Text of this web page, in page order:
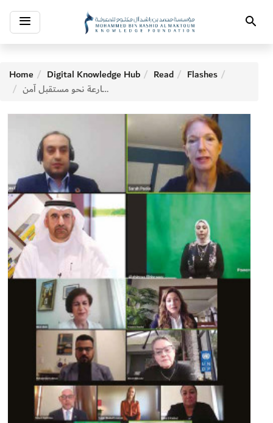
Toggle
navigation Search
Home Digital Knowledge Hub Read
Flashes